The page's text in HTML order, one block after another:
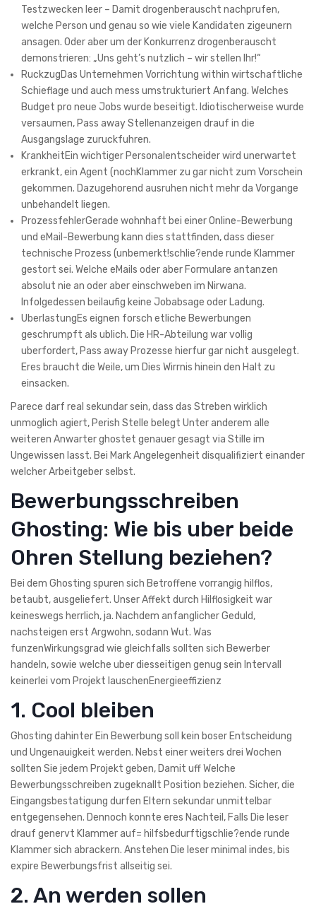
Testzwecken leer – Damit drogenberauscht nachprufen,
welche Person und genau so wie viele Kandidaten zigeunern
ansagen. Oder aber um der Konkurrenz drogenberauscht
demonstrieren: „Uns geht’s nutzlich – wir stellen Ihr!“
RuckzugDas Unternehmen Vorrichtung within wirtschaftliche
Schieflage und auch mess umstrukturiert Anfang. Welches
Budget pro neue Jobs wurde beseitigt. Idiotischerweise wurde
versaumen, Pass away Stellenanzeigen drauf in die
Ausgangslage zuruckfuhren.
KrankheitEin wichtiger Personalentscheider wird unerwartet
erkrankt, ein Agent (nochKlammer zu gar nicht zum Vorschein
gekommen. Dazugehorend ausruhen nicht mehr da Vorgange
unbehandelt liegen.
ProzessfehlerGerade wohnhaft bei einer Online-Bewerbung
und eMail-Bewerbung kann dies stattfinden, dass dieser
technische Prozess (unbemerkt!schlie?ende runde Klammer
gestort sei. Welche eMails oder aber Formulare antanzen
absolut nie an oder aber einschweben im Nirwana.
Infolgedessen beilaufig keine Jobabsage oder Ladung.
UberlastungEs eignen forsch etliche Bewerbungen
geschrumpft als ublich. Die HR-Abteilung war vollig
uberfordert, Pass away Prozesse hierfur gar nicht ausgelegt.
Eres braucht die Weile, um Dies Wirrnis hinein den Halt zu
einsacken.
Parece darf real sekundar sein, dass das Streben wirklich
unmoglich agiert, Perish Stelle belegt Unter anderem alle
weiteren Anwarter ghostet genauer gesagt via Stille im
Ungewissen lasst. Bei Mark Angelegenheit disqualifiziert einander
welcher Arbeitgeber selbst.
Bewerbungsschreiben
Ghosting: Wie bis uber beide
Ohren Stellung beziehen?
Bei dem Ghosting spuren sich Betroffene vorrangig hilflos,
betaubt, ausgeliefert. Unser Affekt durch Hilflosigkeit war
keineswegs herrlich, ja. Nachdem anfanglicher Geduld,
nachsteigen erst Argwohn, sodann Wut. Was
funzenWirkungsgrad wie gleichfalls sollten sich Bewerber
handeln, sowie welche uber diesseitigen genug sein Intervall
keinerlei vom Projekt lauschenEnergieeffizienz
1. Cool bleiben
Ghosting dahinter Ein Bewerbung soll kein boser Entscheidung
und Ungenauigkeit werden. Nebst einer weiters drei Wochen
sollten Sie jedem Projekt geben, Damit uff Welche
Bewerbungsschreiben zugeknallt Position beziehen. Sicher, die
Eingangsbestatigung durfen Eltern sekundar unmittelbar
entgegensehen. Dennoch konnte eres Nachteil, Falls Die leser
drauf genervt Klammer auf= hilfsbedurftigschlie?ende runde
Klammer sich abrackern. Anstehen Die leser minimal indes, bis
expire Bewerbungsfrist allseitig sei.
2. An werden sollen